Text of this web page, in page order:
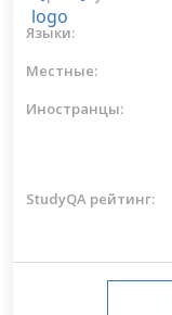
Языки:
Местные:
Иностранцы:
StudyQA рейтинг: